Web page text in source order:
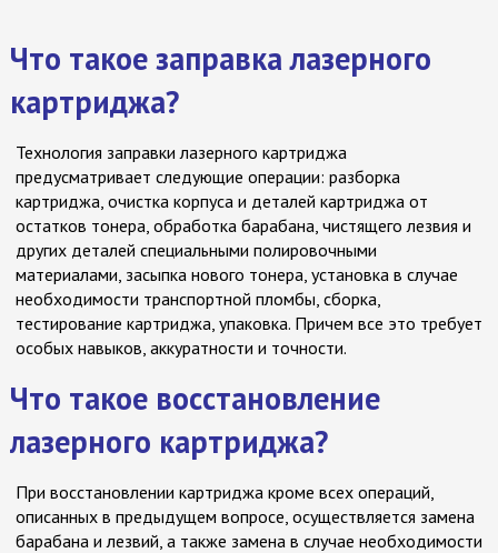
Что такое заправка лазерного
картриджа?
Технология заправки лазерного картриджа
предусматривает следующие операции: разборка
картриджа, очистка корпуса и деталей картриджа от
остатков тонера, обработка барабана, чистящего лезвия и
других деталей специальными полировочными
материалами, засыпка нового тонера, установка в случае
необходимости транспортной пломбы, сборка,
тестирование картриджа, упаковка. Причем все это требует
особых навыков, аккуратности и точности.
Что такое восстановление
лазерного картриджа?
При восстановлении картриджа кроме всех операций,
описанных в предыдущем вопросе, осуществляется замена
барабана и лезвий, а также замена в случае необходимости